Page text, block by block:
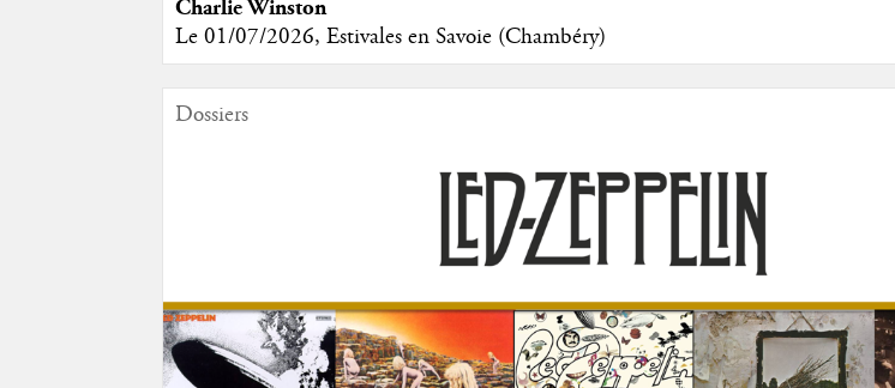
Charlie Winston
Le 01/07/2026, Estivales en Savoie (Chambéry)
Dossiers